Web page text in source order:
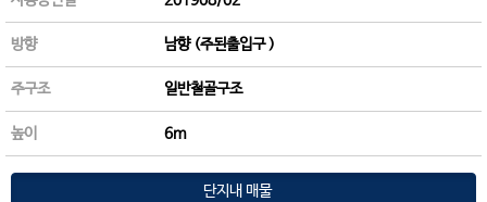
방향 남향 (주된출입구 )
주구조 일반철골구조
높이 6m
단지내 매물